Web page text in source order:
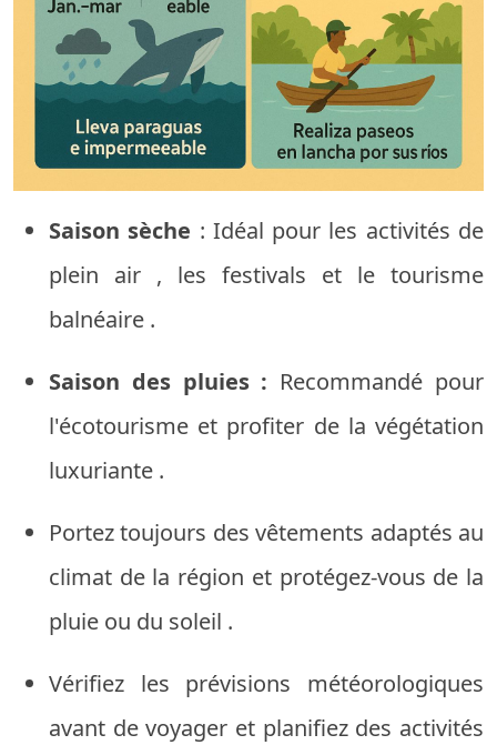
Saison sèche : Idéal pour les activités de
plein air , les festivals et le tourisme
balnéaire .
Saison des pluies : Recommandé pour
l'écotourisme et profiter de la végétation
luxuriante .
Portez toujours des vêtements adaptés au
climat de la région et protégez-vous de la
pluie ou du soleil .
Vérifiez les prévisions
météorologiques
avant de voyager et planifiez des activités